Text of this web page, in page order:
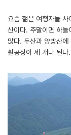
요즘 젊은 여행자들 사
산이다. 주말이면 하
많다. 두산과 양방산
활공장이 세 개나 된다.